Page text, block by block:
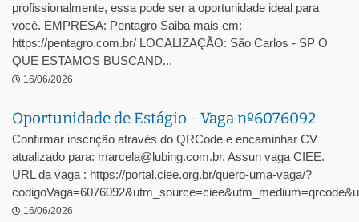
profissionalmente, essa pode ser a oportunidade ideal para
você. EMPRESA: Pentagro Saiba mais em:
https://pentagro.com.br/ LOCALIZAÇÃO: São Carlos - SP O
QUE ESTAMOS BUSCAND...
16/06/2026
Oportunidade de Estágio - Vaga nº6076092
Confirmar inscrição através do QRCode e encaminhar CV
atualizado para: marcela@lubing.com.br. Assun vaga CIEE.
URL da vaga : https://portal.ciee.org.br/quero-uma-vaga/?
16/06/2026